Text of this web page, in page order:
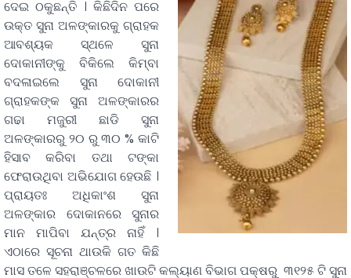
ଦେଇ ଠକୁଛନ୍ତି । କିଛିଦିନ ପରେ
ଉକ୍ତ ସୁନା ଅଳଙ୍କାରକୁ ଗ୍ରାହକ
ଆବଶ୍ୟକ ସ୍ଥଳେ ସୁନା
ଦୋକାନୀଙ୍କୁ ବିକିଲେ କିମ୍ବା
ବଦଳାଇଲେ ସୁନା ଦୋକାନୀ
ଗ୍ରାହକଙ୍କ ସୁନା ଅଳଙ୍କାରର
ଗଢା ମଜୁରୀ ଛାଡି ସୁନା
ଅଳଙ୍କାରରୁ ୨୦ ରୁ ୩୦ % କାଟି
ହିସାବ କରିବା ତଥା ଟଙ୍କା
ଫେରାଉଥିବା ଅଭିଯୋଗ ହେଉଛି ।
ପ୍ରାୟତଃ ଅଧିକାଂଶ ସୁନା
ଅଳଙ୍କାର ଦୋକାନରେ ସୁନାର
ମାନ ମାପିବା ଯନ୍ତ୍ର ନାହିଁ ।
ଏଠାରେ ସୂଚନା ଥାଉକି ଗତ କିଛି
ମାସ ତଳେ ସହରାଞ୍ଚଳରେ ଖାଉଟି କଲ୍ୟାଣ ବିଭାଗ ପକ୍ଷରୁ ୩୧୨୫ ଟି ସୁନା